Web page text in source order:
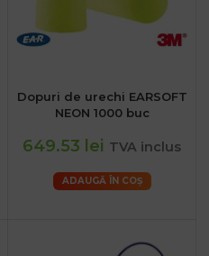
Dopuri de urechi EARSOFT
NEON 1000 buc
649.53 lei TVA inclus
ADAUGĂ ÎN COȘ